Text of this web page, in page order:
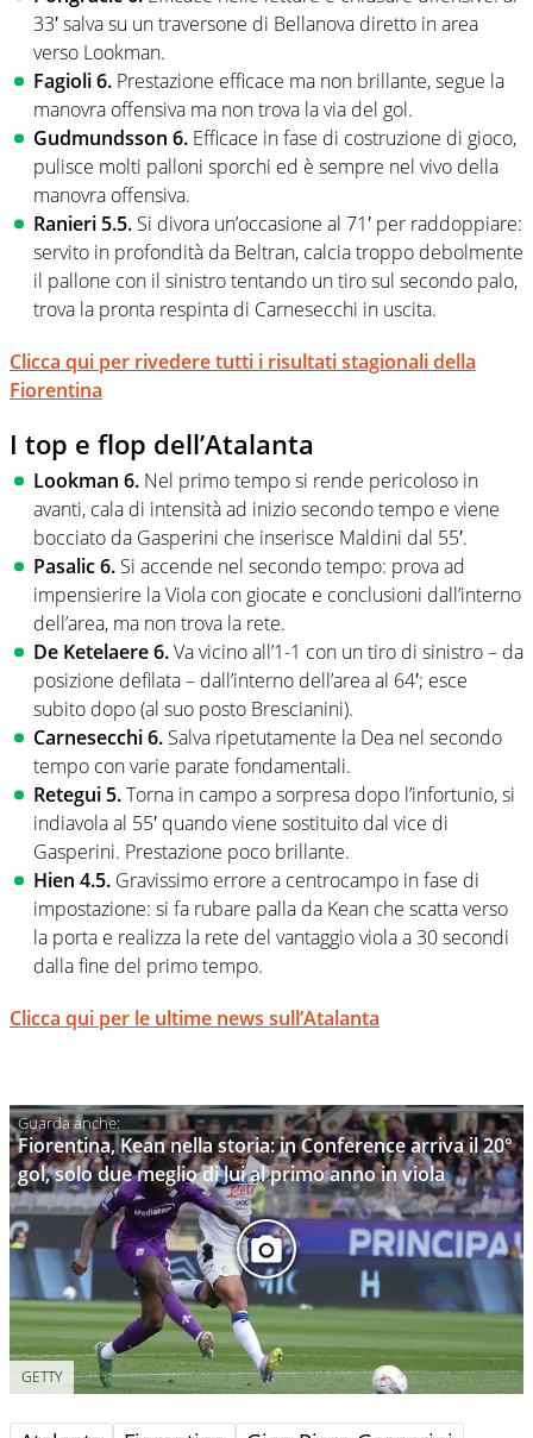
33′ salva su un traversone di Bellanova diretto in area
verso Lookman.
Fagioli 6. Prestazione efficace ma non brillante, segue la
manovra offensiva ma non trova la via del gol.
Gudmundsson 6. Efficace in fase di costruzione di gioco,
pulisce molti palloni sporchi ed è sempre nel vivo della
manovra offensiva.
Ranieri 5.5. Si divora un’occasione al 71′ per raddoppiare:
servito in profondità da Beltran, calcia troppo debolmente
il pallone con il sinistro tentando un tiro sul secondo palo,
trova la pronta respinta di Carnesecchi in uscita.
Clicca qui per rivedere tutti i risultati stagionali della
Fiorentina
I top e flop dell’Atalanta
Lookman 6. Nel primo tempo si rende pericoloso in
avanti, cala di intensità ad inizio secondo tempo e viene
bocciato da Gasperini che inserisce Maldini dal 55′.
Pasalic 6. Si accende nel secondo tempo: prova ad
impensierire la Viola con giocate e conclusioni dall’interno
dell’area, ma non trova la rete.
De Ketelaere 6.Va vicino all’1-1 con un tiro di sinistro – da
posizione defilata – dall’interno dell’area al 64′; esce
subito dopo (al suo posto Brescianini).
Carnesecchi 6. Salva ripetutamente la Dea nel secondo
tempo con varie parate fondamentali.
Retegui 5.Torna in campo a sorpresa dopo l’infortunio, si
indiavola al 55′ quando viene sostituito dal vice di
Gasperini. Prestazione poco brillante.
Hien 4.5. Gravissimo errore a centrocampo in fase di
impostazione: si fa rubare palla da Kean che scatta verso
la porta e realizza la rete del vantaggio viola a 30 secondi
dalla fine del primo tempo.
Clicca qui per le ultime news sull’Atalanta
Fiorentina, Kean nella storia: in Conference arriva il 20°
gol, solo due meglio di lui al primo anno in viola
GETTY